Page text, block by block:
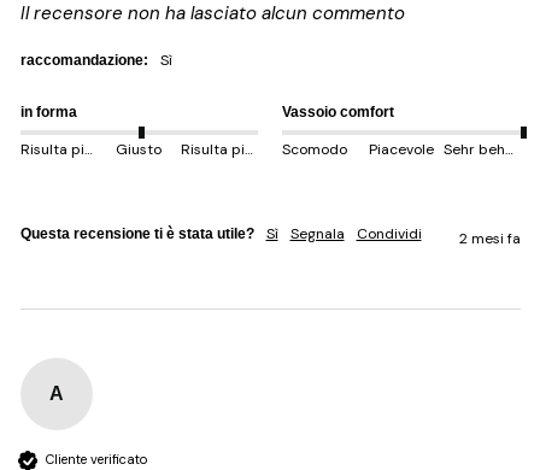
Il recensore non ha lasciato alcun commento
raccomandazione: sì
in forma
Risulta più piccolo Giusto Risulta più grande
Vassoio comfort
Scomodo Piacevole Sehr behem
Questa recensione ti è stata utile? Sì Segnala Condividi 2 mesi fa
A
Cliente verificato